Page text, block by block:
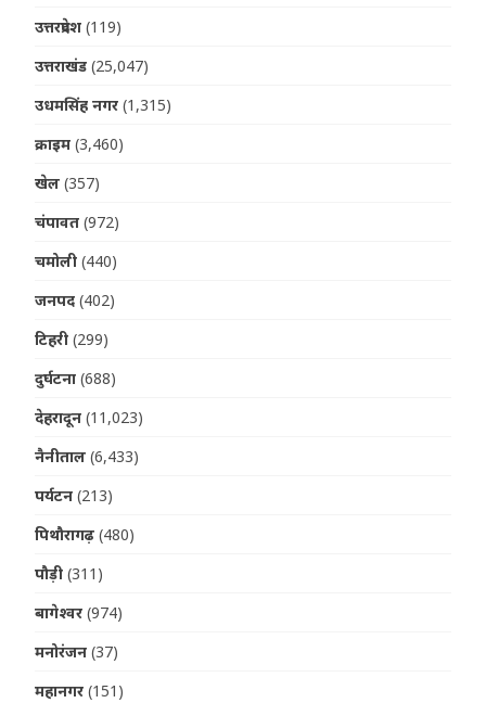
उत्तरप्रदेश (119)
उत्तराखंड (25,047)
उधमसिंह नगर (1,315)
क्राइम (3,460)
खेल (357)
चंपावत (972)
चमोली (440)
जनपद (402)
टिहरी (299)
दुर्घटना (688)
देहरादून (11,023)
नैनीताल (6,433)
पर्यटन (213)
पिथौरागढ़ (480)
पौड़ी (311)
बागेश्वर (974)
मनोरंजन (37)
महानगर (151)